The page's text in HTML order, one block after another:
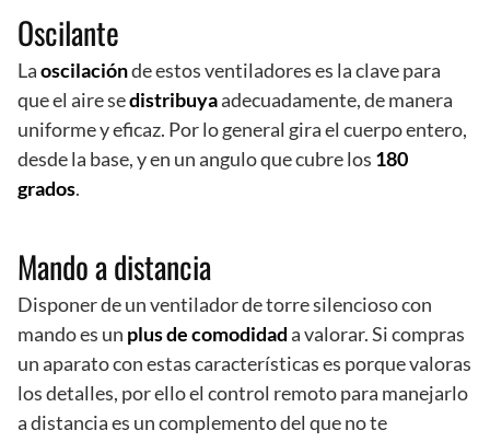
Oscilante
Laoscilaciónde estos ventiladores es la clave para
que el aire sedistribuyaadecuadamente, de manera
uniforme y eficaz. Por lo general gira el cuerpo entero,
desde la base, y en un angulo que cubre los 180
grados.
Mando a distancia
Disponer de un ventilador de torre silencioso con
mando es un plus de comodidada valorar. Si compras
un aparato con estas características es porque valoras
los detalles, por ello el control remoto para manejarlo
a distancia es un complemento del que no te